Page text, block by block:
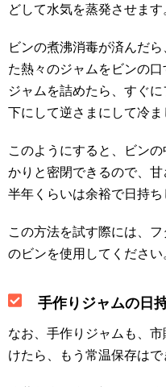
どして水気を蒸発させます
ビンの煮沸消毒が済んだ
た熱々のジャムをビンの口
ジャムを詰めたら、すぐ
下にして逆さまにして冷ま
このようにすると、ビン
かりと密閉できるので、
半年くらいは余裕で日持ち
この方法を試す際には、
のビンを使用してください
手作りジャムの日
なお、手作りジャムも、
けたら、もう常温保存はで